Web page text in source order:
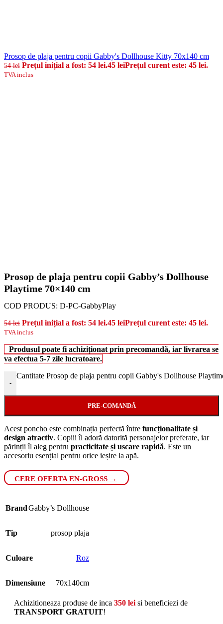
Prosop de plaja pentru copii Gabby's Dollhouse Kitty 70x140 cm
54lei Prețul inițial a fost: 54 lei.45 leiPrețul curent este: 45 lei.
TVA inclus
Prosop de plaja pentru copii Gabby’s Dollhouse
Playtime 70×140 cm
COD PRODUS: D-PC-GabbyPlay
54lei Prețul inițial a fost: 54 lei.45 leiPrețul curent este: 45 lei.
TVA inclus
Produsul poate fi achiziționat prin precomandă, iar livrarea se
va efectua 5-7 zile lucratoare.
-
Cantitate Prosop de plaja pentru copii Gabby's Dollhouse
PRE-COMANDĂ
Acest poncho este combinația perfectă între funcționalitate și
design atractiv. Copiii îl adoră datorită personajelor preferate, iar
părinții îl aleg pentru practicitate și uscare rapidă. Este un
accesoriu esențial pentru orice ieșire la apă.
CERE OFERTA EN-GROSS →
BrandGabby’s Dollhouse
Tip prosop plaja
Culoare Roz
Dimensiune 70x140cm
Achizitioneaza produse de inca 350 lei si beneficiezi de
TRANSPORT GRATUIT!